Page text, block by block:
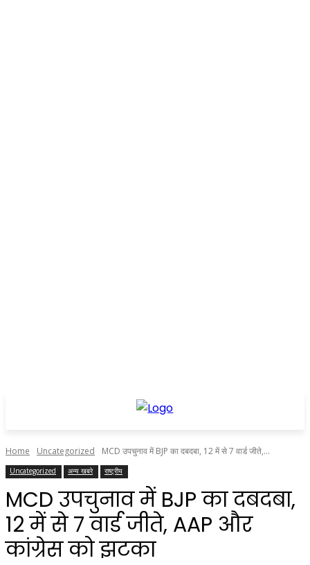
Home Uncategorized MCD उपचुनाव में BJP का दबदबा, 12 में से 7 वार्ड जीते,...
Uncategorized अन्य खबरे राष्ट्रीय
MCD उपचुनाव में BJP का दबदबा,
12 में से 7 वार्ड जीते, AAP और
कांग्रेस को झटका